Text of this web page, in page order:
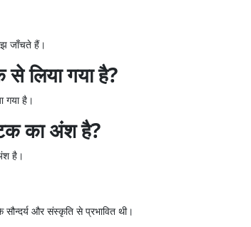
जाँचते हैं।
से लिया गया है?
गया है।
का अंश है?
है।
सौन्दर्य और संस्कृति से प्रभावित थी।